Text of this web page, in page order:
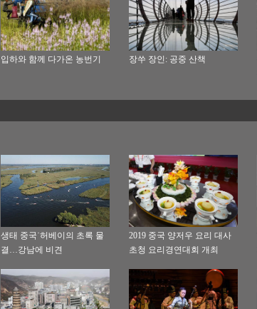
입하와 함께 다가온 농번기 장쑤 장인: 공중 산책
생태 중국˙허베이의 초록 물
결…강남에 비견
2019 중국 양저우 요리 대사
초청 요리경연대회 개최